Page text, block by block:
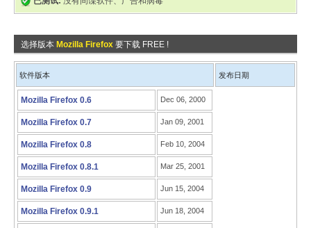
选择版本 Mozilla Firefox 要下载 FREE !
软件版本 发布日期
Mozilla Firefox 0.6 Dec 06, 2000
Mozilla Firefox 0.7 Jan 09, 2001
Mozilla Firefox 0.8 Feb 10, 2004
Mozilla Firefox 0.8.1 Mar 25, 2001
Mozilla Firefox 0.9 Jun 15, 2004
Mozilla Firefox 0.9.1 Jun 18, 2004